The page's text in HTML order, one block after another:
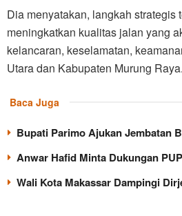
Dia menyatakan, langkah
meningkatkan kualitas jalan yang
kelancaran, keselamatan,
Utara dan Kabupaten Murung Raya.
Baca Juga
Bupati Parimo Ajukan Jembatan
Anwar Hafid Minta Dukungan
Wali Kota Makassar Dampingi